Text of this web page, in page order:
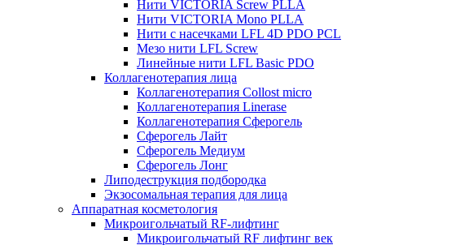
Нити VICTORIA Screw PLLA
Нити VICTORIA Mono PLLA
Нити с насечками LFL 4D PDO PCL
Мезо нити LFL Screw
Линейные нити LFL Basic PDO
Коллагенотерапия лица
Коллагенотерапия Collost micro
Коллагенотерапия Linerase
Коллагенотерапия Сферогель
Сферогель Лайт
Сферогель Медиум
Сферогель Лонг
Липодеструкция подбородка
Экзосомальная терапия для лица
Аппаратная косметология
Микроигольчатый RF-лифтинг
Микроигольчатый RF лифтинг век